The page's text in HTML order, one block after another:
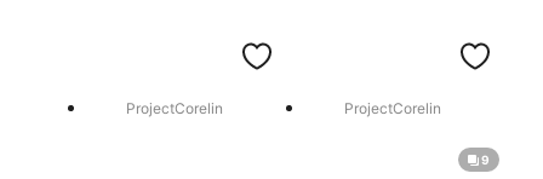
ProjectCorelin ProjectCorelin
9